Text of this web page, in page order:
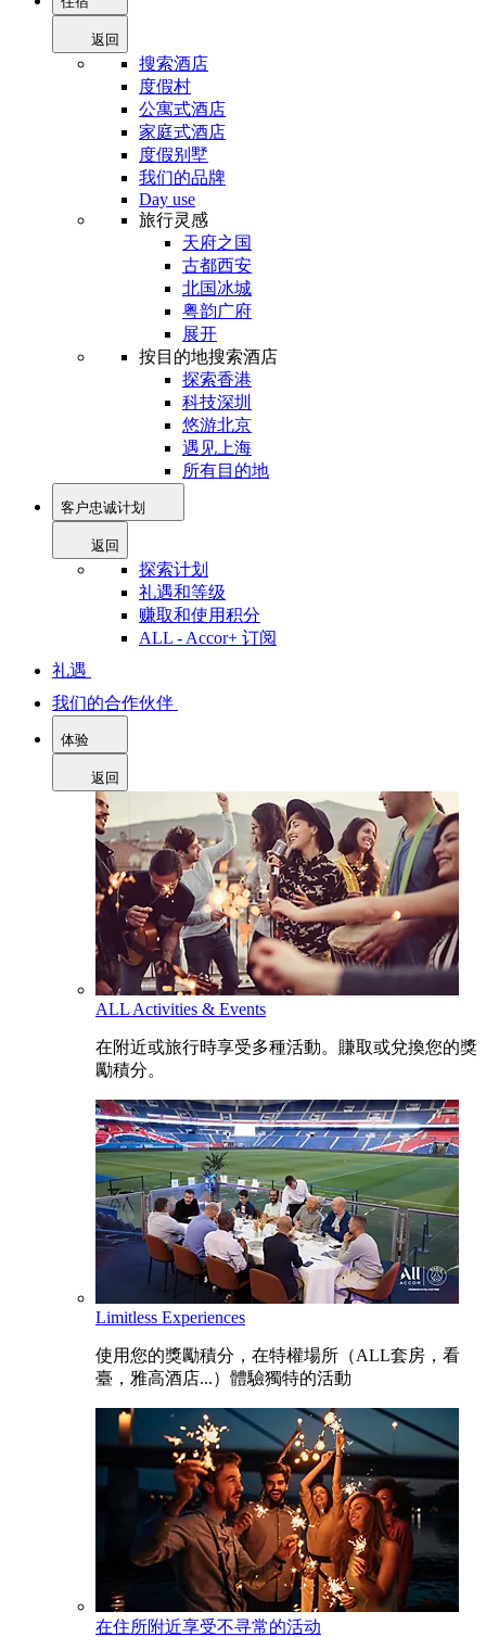
返回
搜索酒店
度假村
公寓式酒店
家庭式酒店
度假别墅
我们的品牌
Day use
旅行灵感
天府之国
古都西安
北国冰城
粤韵广府
展开
按目的地搜索酒店
探索香港
科技深圳
悠游北京
遇见上海
所有目的地
客户忠诚计划
返回
探索计划
礼遇和等级
赚取和使用积分
ALL - Accor+ 订阅
礼遇
我们的合作伙伴
体验
返回
ALL Activities & Events
在附近或旅行時享受多種活動。賺取或兌換您的獎
勵積分。
Limitless Experiences
使用您的獎勵積分，在特權場所（ALL套房，看
臺，雅高酒店...）體驗獨特的活動
在住所附近享受不寻常的活动